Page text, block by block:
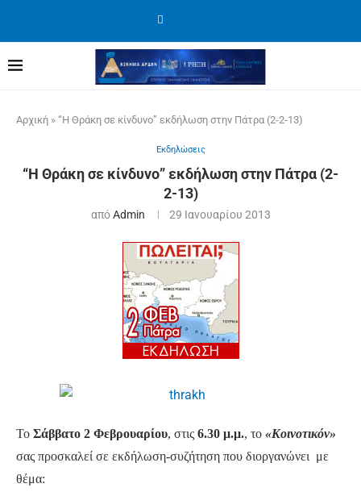
Αρχική » “Η Θράκη σε κίνδυνο” εκδήλωση στην Πάτρα (2-2-13)
Εκδηλώσεις
“Η Θράκη σε κίνδυνο” εκδήλωση στην Πάτρα (2-
2-13)
απόAdmin 29 Ιανουαρίου 2013
Το Σάββατο 2 Φεβρουαρίου, στις 6.30 μ.μ., το «Κοινοτικόν»
σας προσκαλεί σε εκδήλωση-συζήτηση που διοργανώνει με
θέμα: